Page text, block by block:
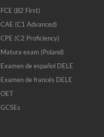
FCE (B2 First)
CAE (C1 Advanced)
CPE (C2 Proficiency)
Matura exam (Poland)
Examen de español DELE
Examen de francés DELE
OET
GCSEs